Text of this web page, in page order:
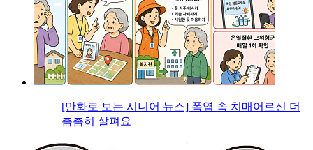
[만화로 보는 시니어 뉴스] 폭염 속 치매어르신 더
촘촘히 살펴요